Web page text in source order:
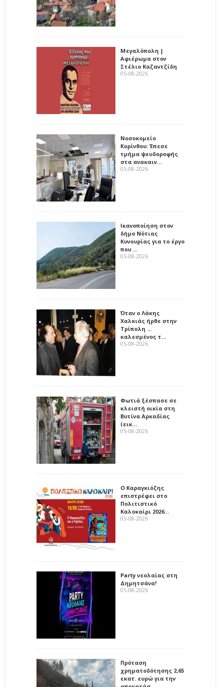
Μεγαλόπολη |
Αφιέρωμα στον
Στέλιο Καζαντζίδη
05-08-2026
Νοσοκομείο
Κορίνθου: Έπεσε
τμήμα ψευδοροφής
στα ανακαιν…
05-08-2026
Ικανοποίηση στον
δήμο Νότιας
Κυνουρίας για το έργο
που …
05-08-2026
Όταν ο Λάκης
Χαλκιάς ήρθε στην
Τρίπολη ...
καλεσμένος τ…
05-08-2026
Φωτιά ξέσπασε σε
κλειστή οικία στη
Βυτίνα Αρκαδίας
(εικ…
05-08-2026
Ο Καραγκιόζης
επιστρέφει στο
Πολιτιστικό
Καλοκαίρι 2026…
05-08-2026
Party νεολαίας στη
Δημητσάνα!
05-08-2026
Πρόταση
χρηματοδότησης 2,65
εκατ. ευρώ για την